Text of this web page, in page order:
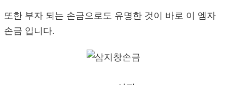
또한 부자 되는 손금으로도 유명한 것이 바로 이 엠자
손금 입니다.